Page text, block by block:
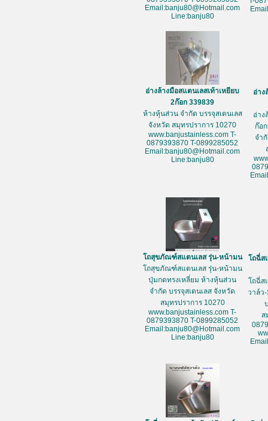
Email:banju80@Hotmail.com
Line:banju80
อ่างล้างมือสแตนเลสเท้าเหยียบ
2ก๊อก 339839
ห้างหุ้นส่วน จำกัด บรรจุสเตนเลส
จังหวัด สมุทรปราการ 10270
www.banjustainless.com T-
0879393870 T-0899285052
Email:banju80@Hotmail.com
Line:banju80
อ่าง
อ่าง
ก๊อ
จำ
โถสุขภัณฑ์สแตนเลส รุ่น-หน้ามน
โถสุขภัณฑ์สแตนเลส รุ่น-หน้ามน
ปุ่มกดทรงเหลี่ยม ห้างหุ้นส่วน
จำกัด บรรจุสเตนเลส จังหวัด
สมุทรปราการ 10270
www.banjustainless.com T-
0879393870 T-0899285052
Email:banju80@Hotmail.com
Line:banju80
โถฉี่ส
โถฉี่ส
วาล์ว
ส